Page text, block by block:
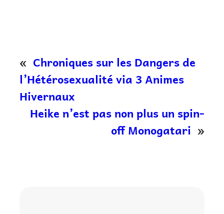
« Chroniques sur les Dangers de
l’Hétérosexualité via 3 Animes
Hivernaux
Heike n’est pas non plus un spin-
off Monogatari »